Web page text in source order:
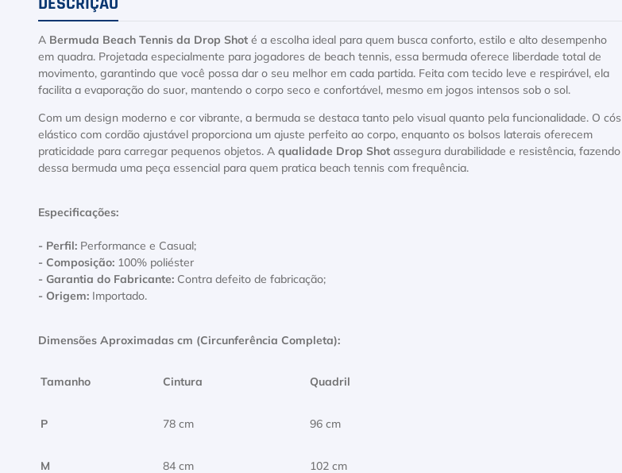
A Bermuda Beach Tennis da Drop Shot é a escolha ideal para quem busca conforto, estilo e alto desempenho
em quadra. Projetada especialmente para jogadores de beach tennis, essa bermuda oferece liberdade total de
movimento, garantindo que você possa dar o seu melhor em cada partida. Feita com tecido leve e respirável, ela
facilita a evaporação do suor, mantendo o corpo seco e confortável, mesmo em jogos intensos sob o sol.
Com um design moderno e cor vibrante, a bermuda se destaca tanto pelo visual quanto pela funcionalidade. O cós
elástico com cordão ajustável proporciona um ajuste perfeito ao corpo, enquanto os bolsos laterais oferecem
praticidade para carregar pequenos objetos. A qualidade Drop Shot assegura durabilidade e resistência, fazendo
dessa bermuda uma peça essencial para quem pratica beach tennis com frequência.
Especificações:
- Perfil: Performance e Casual;
- Composição: 100% poliéster
- Garantia do Fabricante: Contra defeito de fabricação;
- Origem: Importado.
Dimensões Aproximadas cm (Circunferência Completa):
Tamanho Cintura Quadril
P 78 cm 96 cm
M 84 cm 102 cm